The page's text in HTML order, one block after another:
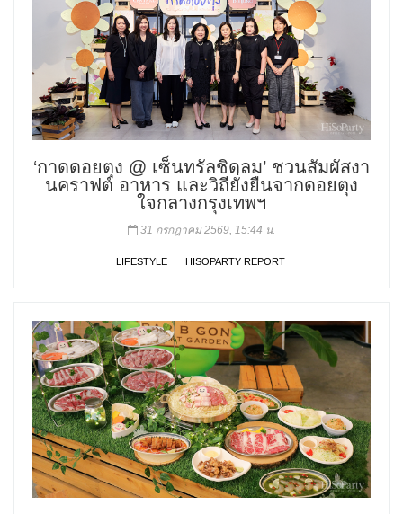
‘กาดดอยตุง @ เซ็นทรัลชิดลม’ ชวนสัมผัสงา
นคราฟต์ อาหาร และวิถียั่งยืนจากดอยตุง
ใจกลางกรุงเทพฯ
31 กรกฎาคม 2569, 15:44 น.
LIFESTYLE HISOPARTY REPORT